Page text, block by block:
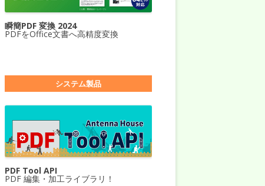
瞬簡PDF 変換 2024
PDFをOffice文書へ高精度変換
システム製品
PDF Tool API
PDF 編集・加工ライブラリ！